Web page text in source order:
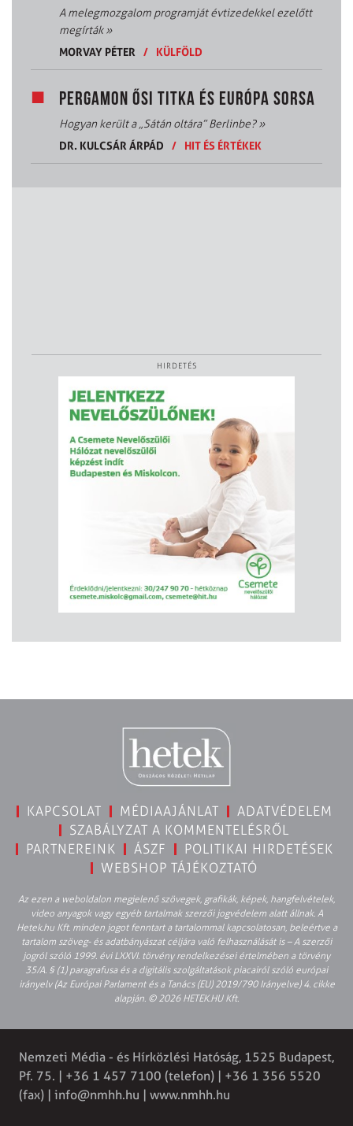
A melegmozgalom programját évtizedekkel ezelőtt
megírták»
MORVAY PÉTER
/ KÜLFÖLD
PERGAMON ŐSI TITKA ÉS EURÓPA SORSA
Hogyan került a „Sátán oltára” Berlinbe?»
DR. KULCSÁR ÁRPÁD
/ HIT ÉS ÉRTÉKEK
HIRDETÉS
KAPCSOLAT MÉDIAAJÁNLAT
ADATVÉDELEM
SZABÁLYZAT A KOMMENTELÉSRŐL
PARTNEREINK
ÁSZF
POLITIKAI HIRDETÉSEK
WEBSHOP TÁJÉKOZTATÓ
Az ezen a weboldalon megjelenő szövegek, grafikák, képek, hangfelvételek,
video anyagok vagy egyéb tartalmak szerzői jogvédelem alatt állnak. A
Hetek.hu Kft. minden jogot fenntart a tartalommal kapcsolatosan, beleértve a
tartalom szöveg- és adatbányászat céljára való felhasználását is – A szerzői
jogról szóló 1999. évi LXXVI. törvény rendelkezései értelmében a törvény
35/A. § (1) paragrafusa és a digitális szolgáltatások piacairól szóló európai
irányelv (Az Európai Parlament és a Tanács (EU) 2019/790 Irányelve) 4. cikke
alapján. © 2026 HETEK.HU Kft.
Nemzeti Média - és Hírközlési Hatóság, 1525 Budapest,
Pf. 75. | +36 1 457 7100 (telefon) | +36 1 356 5520
(fax) | info@nmhh.hu | www.nmhh.hu